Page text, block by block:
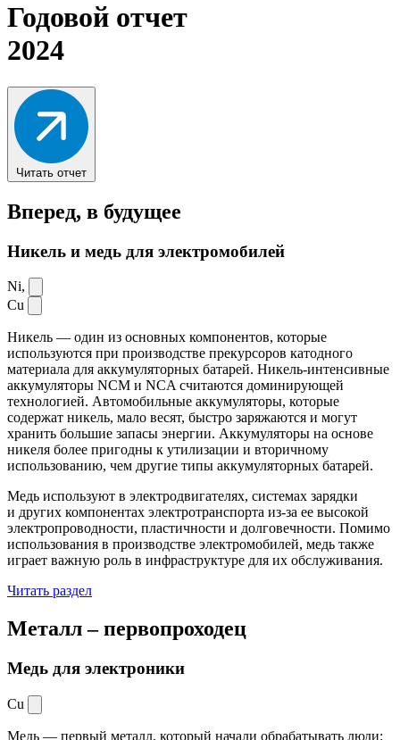
Годовой отчет
2024
Читать отчет
Вперед, в будущее
Никель и медь для электромобилей
Ni,
Cu
Никель — один из основных компонентов, которые
используются при производстве прекурсоров катодного
материала для аккумуляторных батарей. Никель-интенсивные
аккумуляторы NCM и NCA считаются доминирующей
технологией. Автомобильные аккумуляторы, которые
содержат никель, мало весят, быстро заряжаются и могут
хранить большие запасы энергии. Аккумуляторы на основе
никеля более пригодны к утилизации и вторичному
использованию, чем другие типы аккумуляторных батарей.
Медь используют в электродвигателях, системах зарядки
и других компонентах электротранспорта из-за ее высокой
электропроводности, пластичности и долговечности. Помимо
использования в производстве электромобилей, медь также
играет важную роль в инфраструктуре для их обслуживания.
Читать раздел
Металл –первопроходец
Медь для электроники
Cu
Медь — первый металл, который начали обрабатывать люди: